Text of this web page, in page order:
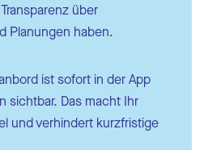
über
Planungen haben.
ist sofort in der App
sichtbar. Das macht Ihr
und verhindert kurzfristige